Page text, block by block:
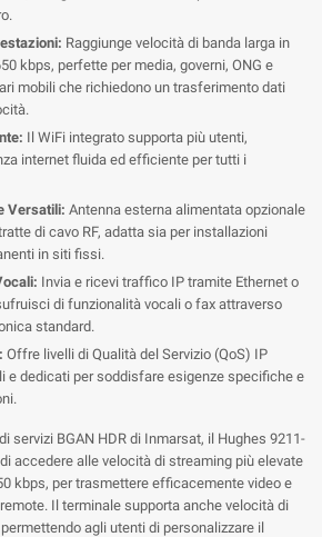
Raggiunge velocità di banda larga in
kbps, perfette per media, governi, ONG e
mobili che richiedono un trasferimento dati
Il WiFi integrato supporta più utenti,
internet fluida ed efficiente per tutti i
Versatili: Antenna esterna alimentata opzionale
di cavo RF, adatta sia per installazioni
in siti fissi.
Invia e ricevi traffico IP tramite Ethernet o
di funzionalità vocali o fax attraverso
standard.
Offre livelli di Qualità del Servizio (QoS) IP
e dedicati per soddisfare esigenze specifiche e
servizi BGAN HDR di Inmarsat, il Hughes 9211-
accedere alle velocità di streaming più elevate
kbps, per trasmettere efficacemente video e
Il terminale supporta anche velocità di
agli utenti di personalizzare il